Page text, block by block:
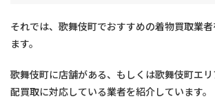
それでは、歌舞伎町でおすすめの着物買取業
ます。
歌舞伎町に店舗がある、もしくは歌舞伎町エ
配買取に対応している業者を紹介しています。